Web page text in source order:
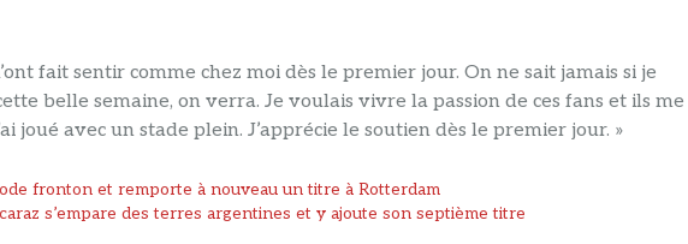
fait sentir comme chez moi dès le premier jour. On ne sait jamais si je
belle semaine, on verra. Je voulais vivre la passion de ces fans et ils me
joué avec un stade plein. J’apprécie le soutien dès le premier jour. »
fronton et remporte à nouveau un titre à Rotterdam
s’empare des terres argentines et y ajoute son septième titre